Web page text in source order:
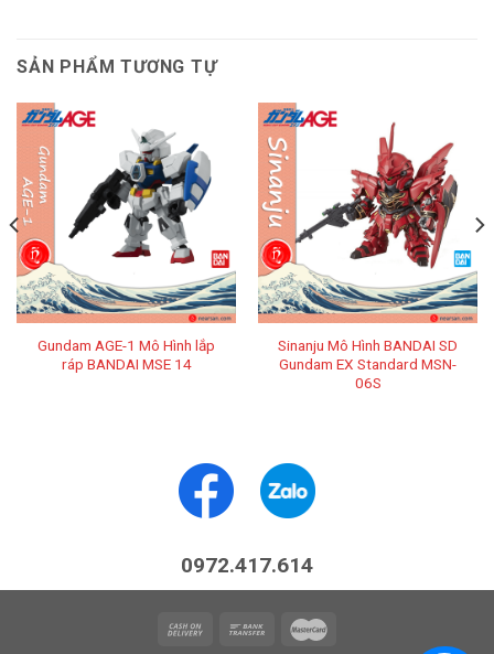
SẢN PHẨM TƯƠNG TỰ
Gundam AGE-1 Mô Hình lắp
ráp BANDAI MSE 14
Sinanju Mô Hình BANDAI SD
Gundam EX Standard MSN-
06S
0972.417.614